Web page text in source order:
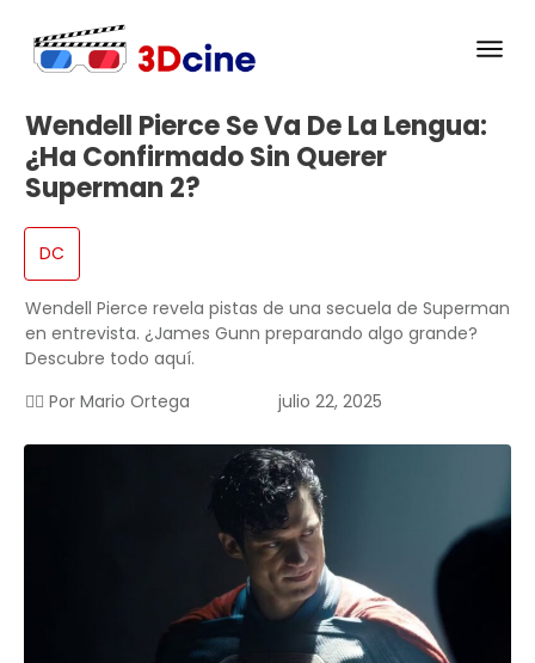
Wendell Pierce Se Va De La Lengua:
¿Ha Confirmado Sin Querer
Superman 2?
DC
Wendell Pierce revela pistas de una secuela de Superman
en entrevista. ¿James Gunn preparando algo grande?
Descubre todo aquí.
✍🏻 Por Mario Ortega julio 22, 2025